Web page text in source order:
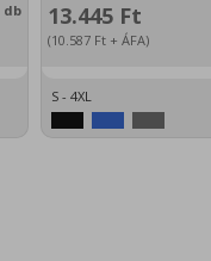
db 13.445 Ft
(10.587 Ft+ ÁFA)
S - 4XL